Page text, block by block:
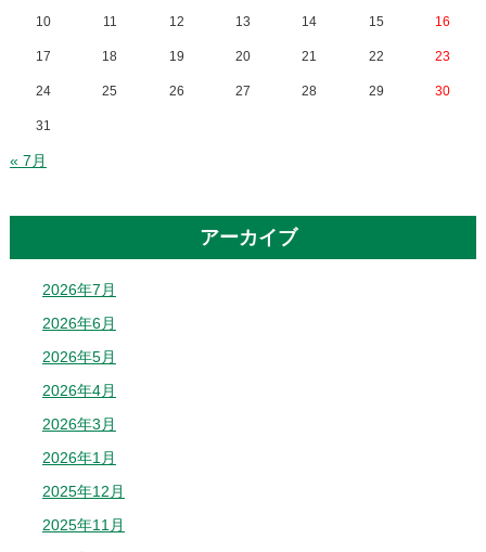
10 11 12 13 14 15 16
17 18 19 20 21 22 23
24 25 26 27 28 29 30
31
« 7月
アーカイブ
2026年7月
2026年6月
2026年5月
2026年4月
2026年3月
2026年1月
2025年12月
2025年11月